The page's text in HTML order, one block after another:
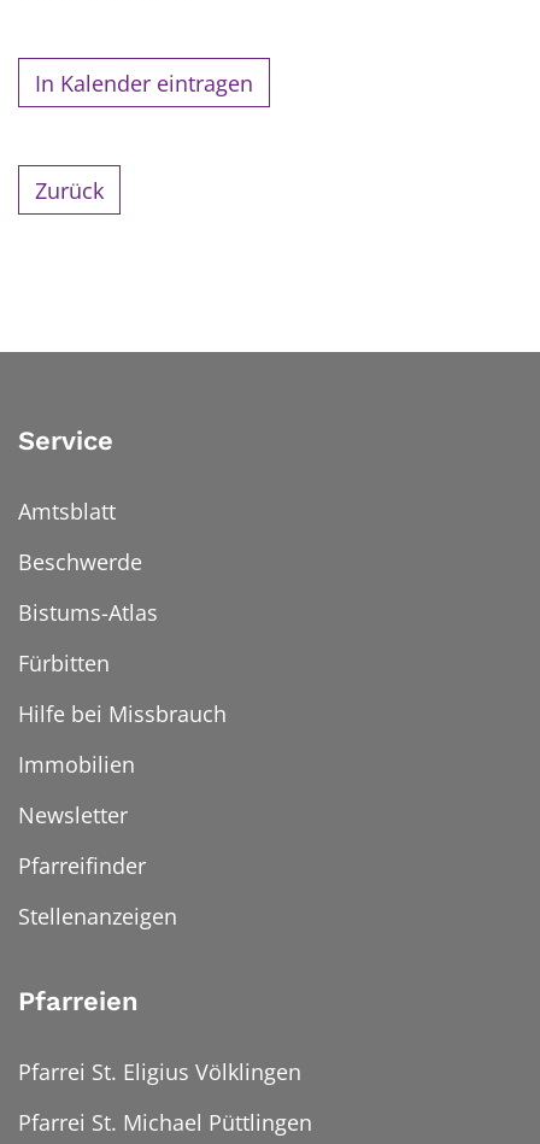
In Kalender eintragen
Zurück
Service
Amtsblatt
Beschwerde
Bistums-Atlas
Fürbitten
Hilfe bei Missbrauch
Immobilien
Newsletter
Pfarreifinder
Stellenanzeigen
Pfarreien
Pfarrei St. Eligius Völklingen
Pfarrei St. Michael Püttlingen